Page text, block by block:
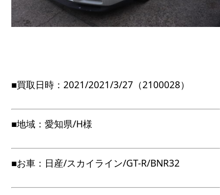
■買取日時：2021/2021/3/27（2100028）
■地域：愛知県/H様
■お車：日産/スカイライン/GT-R/BNR32